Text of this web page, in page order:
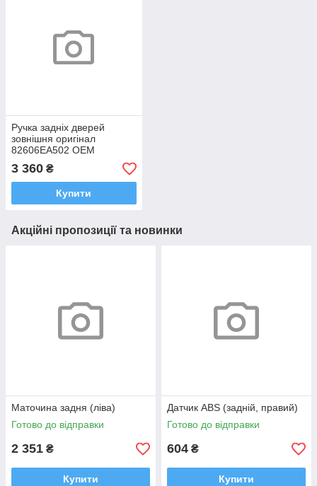
Ручка задніх дверей
зовнішня оригінал
82606EA502 OEM
82606EA502 Ніссан
Патфайндер Навара
2004-2015
3 360 ₴
Купити
Акційні пропозиції та новинки
Маточина задня (ліва)
Готово до відправки
2 351 ₴
Купити
Датчик ABS (задній, правий)
Готово до відправки
604 ₴
Купити